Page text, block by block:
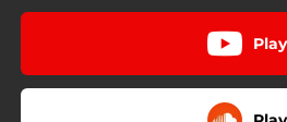
Play